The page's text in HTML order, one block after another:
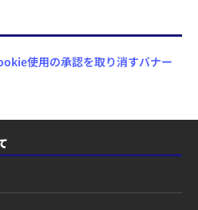
使用の承認を取り消すバナー